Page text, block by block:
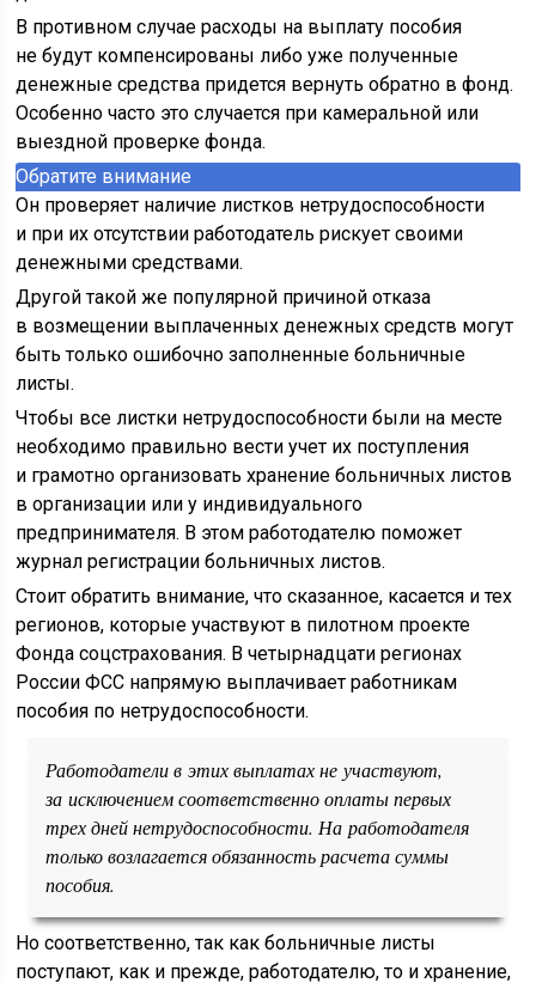
В противном случае расходы на выплату пособия
не будут компенсированы либо уже полученные
денежные средства придется вернуть обратно в фонд.
Особенно часто это случается при камеральной или
выездной проверке фонда.
Обратите внимание
Он проверяет наличие листков нетрудоспособности
и при их отсутствии работодатель рискует своими
денежными средствами.
Другой такой же популярной причиной отказа
в возмещении выплаченных денежных средств могут
быть только ошибочно заполненные больничные
листы.
Чтобы все листки нетрудоспособности были на месте
необходимо правильно вести учет их поступления
и грамотно организовать хранение больничных листов
в организации или у индивидуального
предпринимателя. В этом работодателю поможет
журнал регистрации больничных листов.
Стоит обратить внимание, что сказанное, касается и тех
регионов, которые участвуют в пилотном проекте
Фонда соцстрахования. В четырнадцати регионах
России ФСС напрямую выплачивает работникам
пособия по нетрудоспособности.
Работодатели в этих выплатах не участвуют,
за исключением соответственно оплаты первых
трех дней нетрудоспособности. На работодателя
только возлагается обязанность расчета суммы
пособия.
Но соответственно, так как больничные листы
поступают, как и прежде, работодателю, то и хранение,